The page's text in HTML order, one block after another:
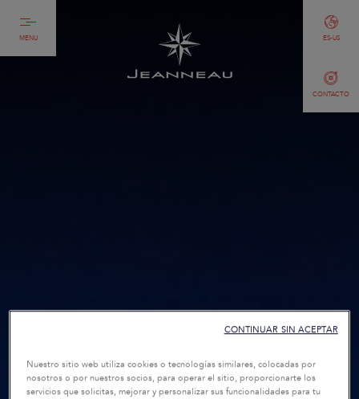
MENU
CONTACTO
ES-US
Nuestro sitio web utiliza cookies o tecnologías similares, colocadas por
nosotros o por nuestros socios, para operar el sitio, proporcionarte los
servicios que solicitas, mejorar y personalizar sus funcionalidades para tu
CONTINUAR SIN ACEPTAR